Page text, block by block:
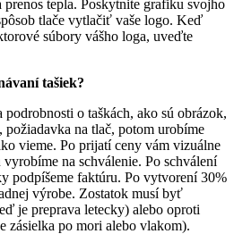
prenos tepla. Poskytnite grafiku svojho
tlače vytlačiť vaše logo. Keď
súbory vášho loga, uveďte
tašiek?
o taškách, ako sú obrázok,
na tlač, potom urobíme
vieme. Po prijatí ceny vám vizuálne
na schválenie. Po schválení
podpíšeme faktúru. Po vytvorení 30%
výrobe. Zostatok musí byť
je preprava letecky) alebo oproti
po mori alebo vlakom).